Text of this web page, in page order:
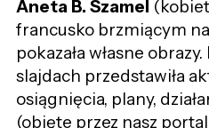
Aneta B. Szamel
francusko brzmiącym
pokazała własne
slajdach przedstawiła
osiągnięcia, plany,
(objęte przez nasz